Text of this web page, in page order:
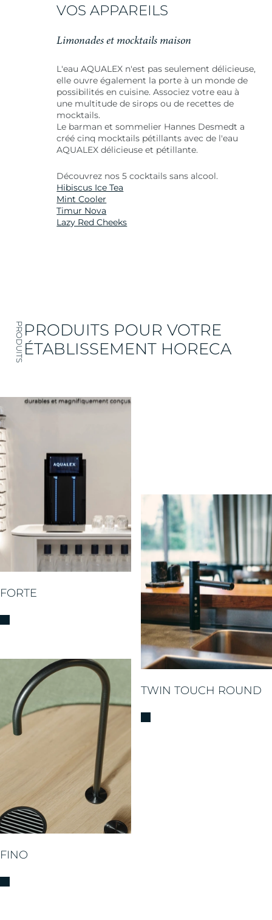
VOS APPAREILS
Limonades et mocktails maison
L'eau AQUALEX n'est pas seulement délicieuse,
elle ouvre également la porte à un monde de
possibilités en cuisine. Associez votre eau à
une multitude de sirops ou de recettes de
mocktails.
Le barman et sommelier Hannes Desmedt a
créé cinq mocktails pétillants avec de l'eau
AQUALEX délicieuse et pétillante.
Découvrez nos 5 cocktails sans alcool.
Hibiscus Ice Tea
Mint Cooler
Timur Nova
Lazy Red Cheeks
PRODUITSPRODUITS POUR VOTRE
ÉTABLISSEMENT HORECA
FORTE
TWIN TOUCH ROUND
FINO